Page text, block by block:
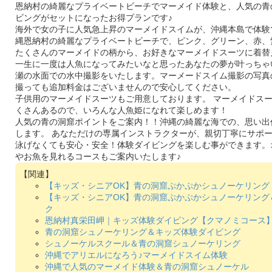
恩納村の綺麗なプライベートビーチでマーメイド体験と、人気の
ビングがセットになったお得プランです♪
海外で女の子に人気急上昇のマーメイドスイムが、沖縄本島で体
縄恩納村の綺麗なプライベートビーチで、ピンク、グリーン、赤
たくさんのマーメイドの柄から、お好きなマーメイドスーツに着
一生に一度は人魚になってみたいなと思ったあなたの夢が叶っち
瀬の水面での水中撮影をいたします。マーメードスイム撮影の写
撮っても追加料金はございませんので安心してください。
子供用のマーメイドスーツもご用意しております。 マーメイドス
くさんあるので、いろんな人魚姫になれて楽しめます！
人気の青の洞窟ポイントをご案内！！沖縄の綺麗な海での、思い
します。 あなただけの専属インストラクターが、親切丁寧にサポ
泳げなくても安心・安全！体験ダイビングを楽しむ事ができます
やお魚を見れるコースもご案内いたします♪
【キッズ・シニアOK】青の洞窟ぷかぷかシュノーケリング
【キッズ・シニアOK】青の洞窟ぷかぷかシュノーケリン
ク
恩納村真栄田岬｜キッズ体験ダイビング【クマノミコース
青の洞窟シュノーケリング＆キッズ体験ダイビング
シュノーケルスクール＆青の洞窟シュノーケリング
沖縄でアリエルになろう♪マーメイドスイム体験
沖縄で人気のマーメイド体験＆青の洞窟シュノーケル